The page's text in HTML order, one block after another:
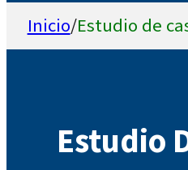
Inicio/Estudio de
Estudio